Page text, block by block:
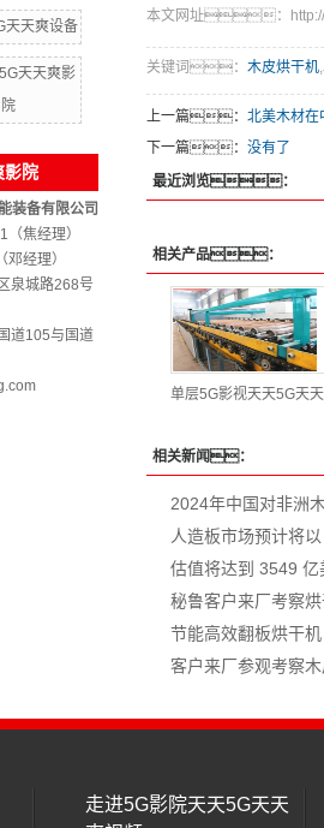
天天爽设备
天天爽影
院
影院
装备有限公司
焦经理）
经理）
泉城路268号
道105与国道
本文网址：http://
关键词： 木皮烘干机,
上一篇： 北美木材在
下一篇： 没有了
最近浏览：
相关产品：
单层5G影视天天5G天
相关新闻：
2024年中国对非洲
人造板市场预计将
估值将达到 3549 亿
秘鲁客户来厂考察
节能高效翻板烘干机
客户来厂参观考察
走进5G影院天天5G天天